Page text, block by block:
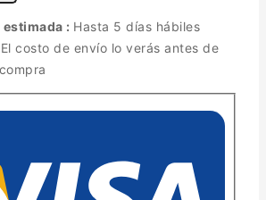
estimada : Hasta 5 días hábiles
El costo de envío lo verás antes de